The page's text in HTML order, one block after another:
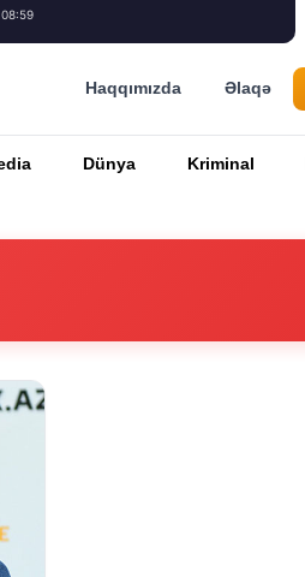
Haqqımızda Əlaqə
Dünya Kriminal